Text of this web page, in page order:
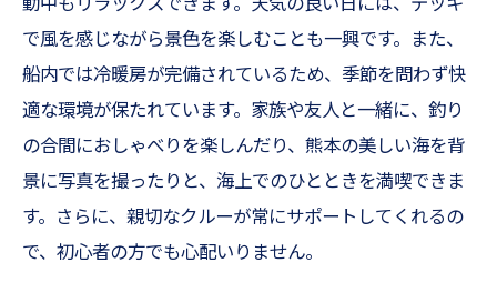
で風を感じながら景色を楽しむことも一興です。また、
船内では冷暖房が完備されているため、季節を問わず快
適な環境が保たれています。家族や友人と一緒に、釣り
の合間におしゃべりを楽しんだり、熊本の美しい海を背
景に写真を撮ったりと、海上でのひとときを満喫できま
す。さらに、親切なクルーが常にサポートしてくれるの
で、初心者の方でも心配いりません。